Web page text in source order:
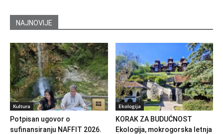
NAJNOVIJE
Kultura
Potpisan ugovor o
sufinansiranju NAFFIT 2026.
Ekologija
KORAK ZA BUDUĆNOST
Ekologija, mokrogorska letnja